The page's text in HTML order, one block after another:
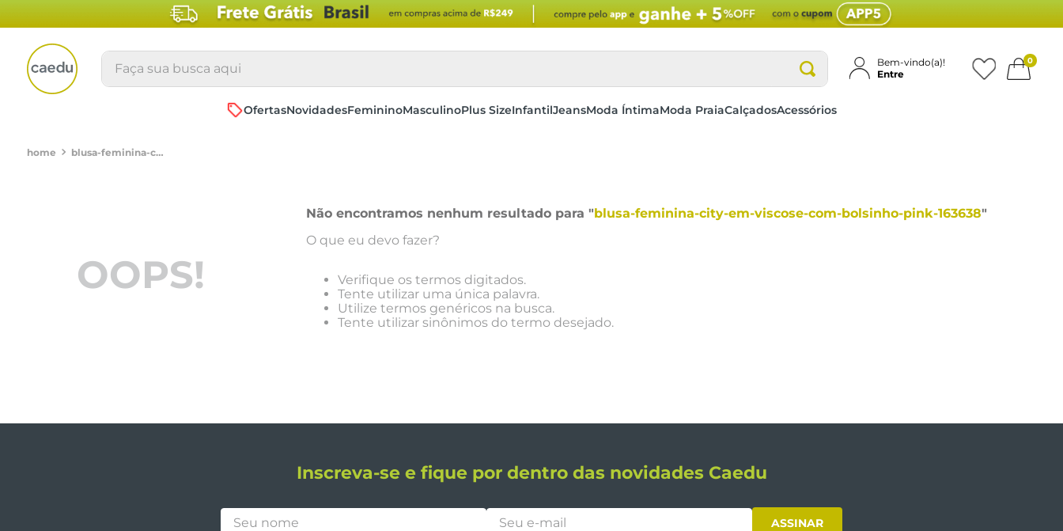
Faça sua busca aqui
Bem-vindo(a)!
Entre
0
OfertasNovidadesFemininoMasculinoPlus SizeInfantilJeansModa ÍntimaModa PraiaCalçadosAcessórios
blusa-feminina-city-em-viscose-com-bolsinho-pink-163638
OOPS!
Não encontramos nenhum resultado para "blusa-feminina-city-em-viscose-com-bolsinho-pink-163638"
O que eu devo fazer?
Verifique os termos digitados.
Tente utilizar uma única palavra.
Utilize termos genéricos na busca.
Tente utilizar sinônimos do termo desejado.
Inscreva-se e fique por dentro das novidades Caedu
ASSINAR